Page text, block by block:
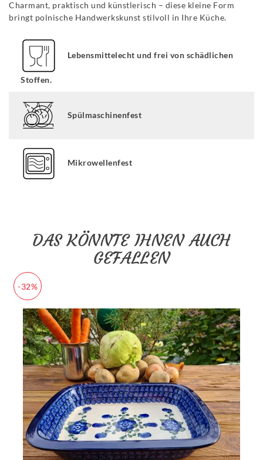
Charmant, praktisch und künstlerisch – diese kleine Form
bringt polnische Handwerkskunst stilvoll in Ihre Küche.
Lebensmittelecht und frei von schädlichen
Stoffen.
Spülmaschinenfest
Mikrowellenfest
DAS KÖNNTE IHNEN AUCH
GEFALLEN
-32%